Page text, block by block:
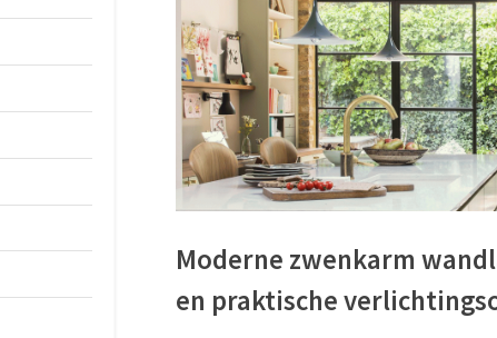
Moderne zwenkarm
en praktische